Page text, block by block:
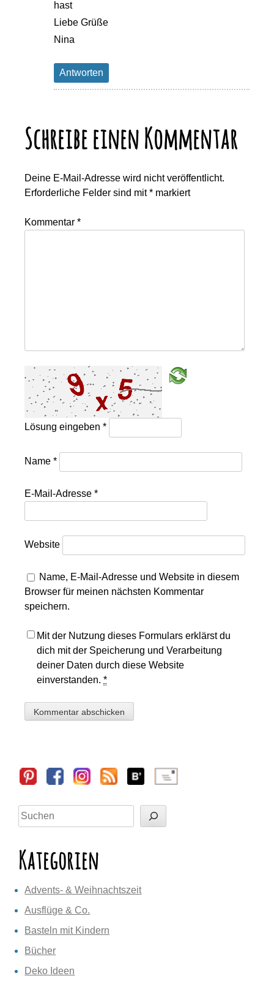
hast
Liebe Grüße
Nina
Antworten
Schreibe einen Kommentar
Deine E-Mail-Adresse wird nicht veröffentlicht.
Erforderliche Felder sind mit* markiert
Kommentar*
Lösung eingeben*
Name*
E-Mail-Adresse*
Website
Name, E-Mail-Adresse und Website in diesem
Browser für meinen nächsten Kommentar
speichern.
Mit der Nutzung dieses Formulars erklärst du
dich mit der Speicherung und Verarbeitung
deiner Daten durch diese Website
einverstanden.*
Sidebar
Suchen
Kategorien
Advents- & Weihnachtszeit
Ausflüge & Co.
Basteln mit Kindern
Bücher
Deko Ideen